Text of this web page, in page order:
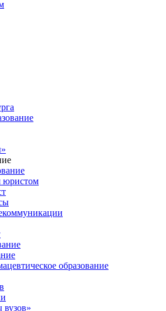
юристом
образование